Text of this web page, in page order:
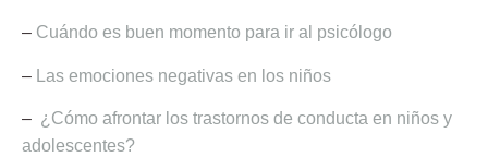
– Cuándo es buen momento para ir al psicólogo
– Las emociones negativas en los niños
– ¿Cómo afrontar los trastornos de conducta en niños y
adolescentes?